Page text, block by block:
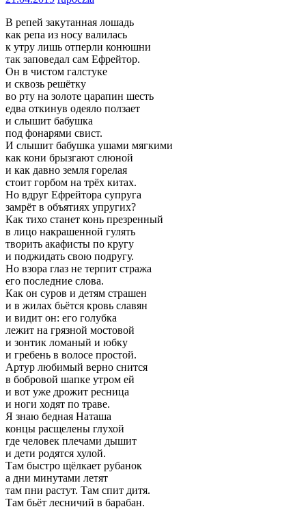
В репей закутанная лошадь
как репа из носу валилась
к утру лишь отперли конюшни
так заповедал сам Ефрейтор.
Он в чистом галстуке
и сквозь решётку
во рту на золоте царапин шесть
едва откинув одеяло ползает
и слышит бабушка
под фонарями свист.
И слышит бабушка ушами мягкими
как кони брызгают слюной
и как давно земля горелая
стоит горбом на трёх китах.
Но вдруг Ефрейтора супруга
замрёт в объятиях упругих?
Как тихо станет конь презренный
в лицо накрашенной гулять
творить акафисты по кругу
и поджидать свою подругу.
Но взора глаз не терпит стража
его последние слова.
Как он суров и детям страшен
и в жилах бьётся кровь славян
и видит он: его голубка
лежит на грязной мостовой
и зонтик ломаный и юбку
и гребень в волосе простой.
Артур любимый верно снится
в бобровой шапке утром ей
и вот уже дрожит ресница
и ноги ходят по траве.
Я знаю бедная Наташа
концы расщелены глухой
где человек плечами дышит
и дети родятся хулой.
Там быстро щёлкает рубанок
а дни минутами летят
там пни растут. Там спит дитя.
Там бьёт лесничий в барабан.